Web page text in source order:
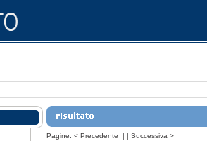
Pagine: < Precedente | | Successiva >